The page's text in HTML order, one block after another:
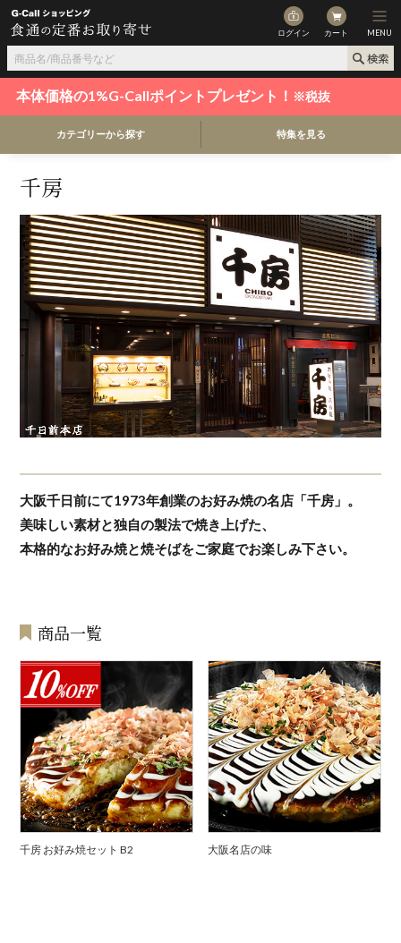
ログイン カート MENU
本体価格の1%G-Callポイントプレゼント！ ※税抜
カテゴリーから探す 特集を見る
千房
大阪千日前にて1973年創業のお好み焼の名店「千房」。
美味しい素材と独自の製法で焼き上げた、
本格的なお好み焼と焼そばをご家庭でお楽しみ下さい。
商品一覧
千房 お好み焼セット B2 大阪名店の味